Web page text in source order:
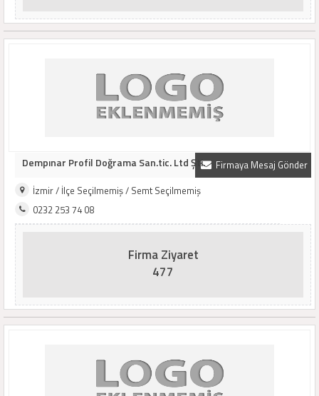
Firmaya Mesaj Gönder
Dempınar Profil Doğrama San.tic. Ltd Şti.
İzmir / İlçe Seçilmemiş / Semt Seçilmemiş
0232 253 74 08
Firma Ziyaret
477